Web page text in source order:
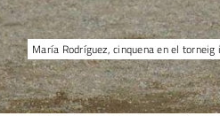
María Rodríguez, cinquena en el